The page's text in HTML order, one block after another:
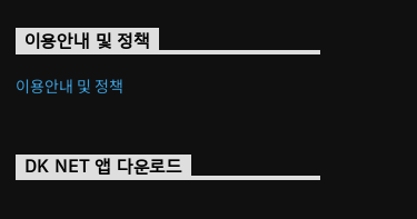
이용안내 및 정책
이용안내 및 정책
DK NET 앱 다운로드